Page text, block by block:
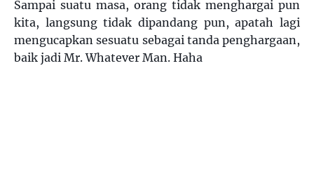
Sampai suatu masa, orang tidak menghargai pun
kita, langsung tidak dipandang pun, apatah lagi
mengucapkan sesuatu sebagai tanda penghargaan,
baik jadi Mr. Whatever Man. Haha